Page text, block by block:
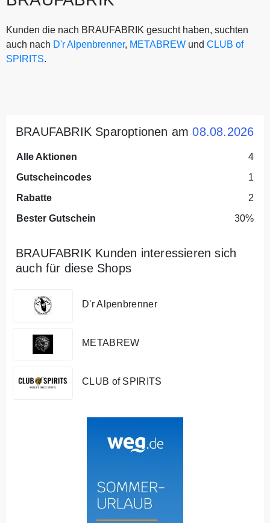
Kunden die nach BRAUFABRIK gesucht haben, suchten
auch nach D'r Alpenbrenner, METABREW und CLUB of
SPIRITS.
BRAUFABRIK Sparoptionen am08.08.2026
Alle Aktionen
4
Gutscheincodes
1
Rabatte
2
Bester Gutschein
30%
BRAUFABRIK Kunden interessieren sich
auch für diese Shops
D'r Alpenbrenner
METABREW
CLUB of SPIRITS